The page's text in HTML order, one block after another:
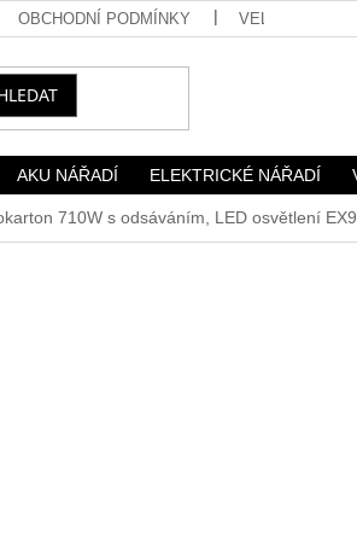
OBCHODNÍ PODMÍNKY VELKOOBCHOD
AKU NÁŘADÍ ELEKTRICKÉ NÁŘADÍ
710W s odsáváním, LED osvětlení